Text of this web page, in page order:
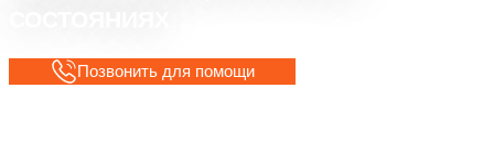
Позвонить для помощи